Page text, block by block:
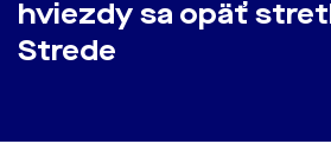
hviezdy sa opäť
Strede